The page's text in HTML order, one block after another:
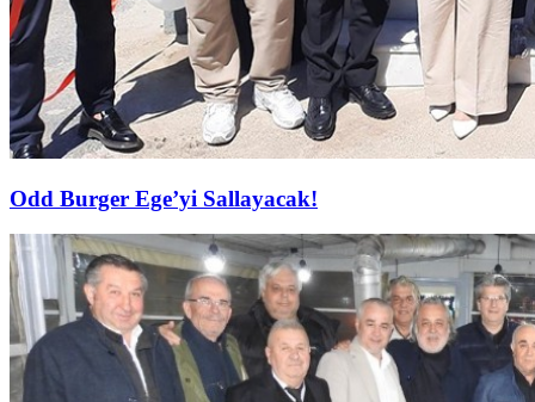
Odd Burger Ege’yi Sallayacak!